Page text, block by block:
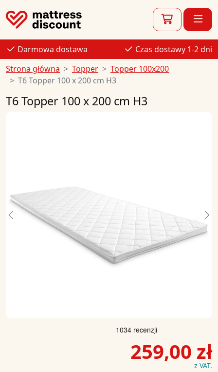
Darmowa dostawa
Czas dostawy 1-2 dni
Strona główna
Topper
Topper 100x200
T6 Topper 100 x 200 cm H3
T6 Topper 100 x 200 cm H3
Previous
259,00 zł
z VAT.